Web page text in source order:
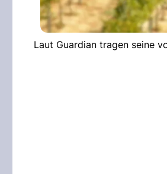
Laut Guardian tragen seine